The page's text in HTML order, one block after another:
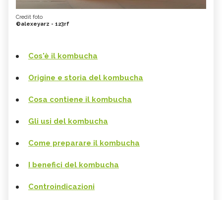
Credit foto
©alexeyarz - 123rf
Cos'è il kombucha
Origine e storia del kombucha
Cosa contiene il kombucha
Gli usi del kombucha
Come preparare il kombucha
I benefici del kombucha
Controindicazioni